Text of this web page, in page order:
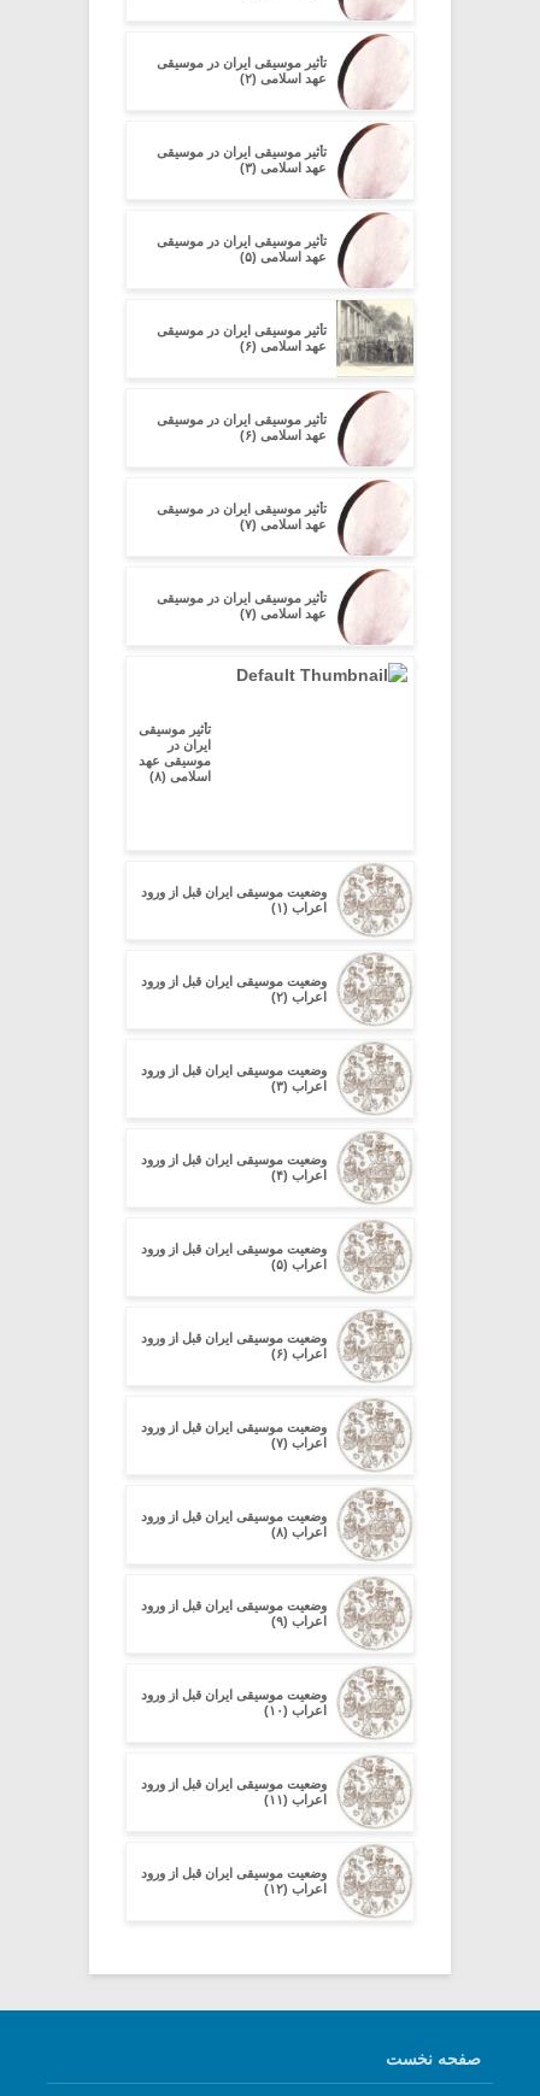
تأثیر موسیقی ایران در موسیقی
عهد اسلامی (۲)
تأثیر موسیقی ایران در موسیقی
عهد اسلامی (۳)
تأثیر موسیقی ایران در موسیقی
عهد اسلامی (۵)
تأثیر موسیقی ایران در موسیقی
عهد اسلامی (۶)
تأثیر موسیقی ایران در موسیقی
عهد اسلامی (۶)
تأثیر موسیقی ایران در موسیقی
عهد اسلامی (۷)
تأثیر موسیقی ایران در موسیقی
عهد اسلامی (۷)
تأثیر موسیقی
ایران در
موسیقی عهد
اسلامی (۸)
وضعیت موسیقی ایران قبل از ورود
اعراب (۱)
وضعیت موسیقی ایران قبل از ورود
اعراب (۲)
وضعیت موسیقی ایران قبل از ورود
اعراب (۳)
وضعیت موسیقی ایران قبل از ورود
اعراب (۴)
وضعیت موسیقی ایران قبل از ورود
اعراب (۵)
وضعیت موسیقی ایران قبل از ورود
اعراب (۶)
وضعیت موسیقی ایران قبل از ورود
اعراب (۷)
وضعیت موسیقی ایران قبل از ورود
اعراب (۸)
وضعیت موسیقی ایران قبل از ورود
اعراب (۹)
وضعیت موسیقی ایران قبل از ورود
اعراب (۱۰)
وضعیت موسیقی ایران قبل از ورود
اعراب (۱۱)
وضعیت موسیقی ایران قبل از ورود
اعراب (۱۲)
صفحه نخست